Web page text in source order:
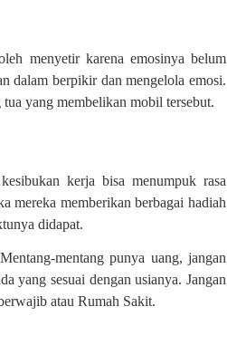
menyetir karena emosinya belum
dalam berpikir dan mengelola emosi.
yang membelikan mobil tersebut.
kerja bisa menumpuk rasa
mereka memberikan berbagai hadiah
didapat.
mentang punya uang, jangan
yang sesuai dengan usianya. Jangan
atau Rumah Sakit.